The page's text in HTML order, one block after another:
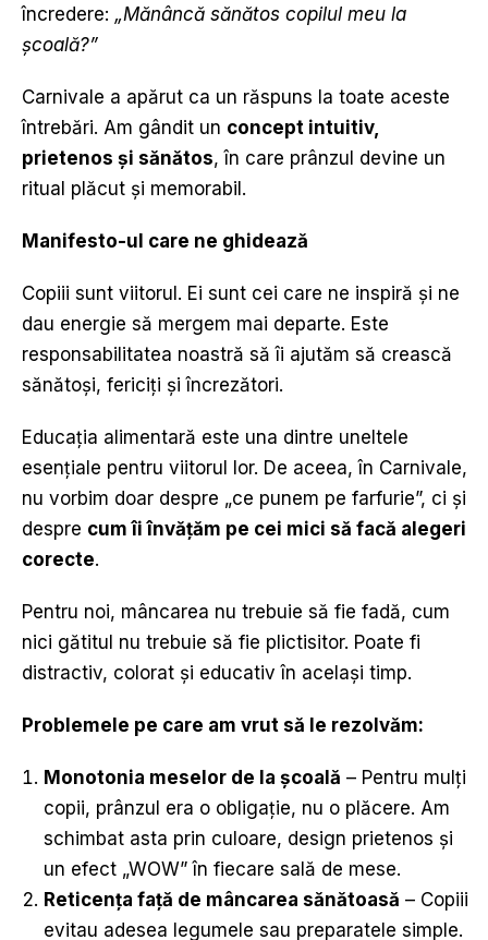
încredere: „Mănâncă sănătos copilul meu la
școală?”
Carnivale a apărut ca un răspuns la toate aceste
întrebări. Am gândit un concept intuitiv,
prietenos și sănătos, în care prânzul devine un
ritual plăcut și memorabil.
Manifesto-ul care ne ghidează
Copiii sunt viitorul. Ei sunt cei care ne inspiră și ne
dau energie să mergem mai departe. Este
responsabilitatea noastră să îi ajutăm să crească
sănătoși, fericiți și încrezători.
Educația alimentară este una dintre uneltele
esențiale pentru viitorul lor. De aceea, în Carnivale,
nu vorbim doar despre „ce punem pe farfurie”, ci și
despre cum îi învățăm pe cei mici să facă alegeri
corecte.
Pentru noi, mâncarea nu trebuie să fie fadă, cum
nici gătitul nu trebuie să fie plictisitor. Poate fi
distractiv, colorat și educativ în același timp.
Problemele pe care am vrut să le rezolvăm:
Monotonia meselor de la școală – Pentru mulți
copii, prânzul era o obligație, nu o plăcere. Am
schimbat asta prin culoare, design prietenos și
un efect „WOW” în fiecare sală de mese.
Reticența față de mâncarea sănătoasă – Copiii
evitau adesea legumele sau preparatele simple.